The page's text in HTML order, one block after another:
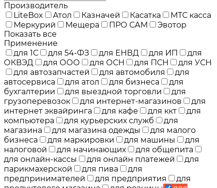
Производитель
LiteBox
Атол Казначей Касатка
МТС касса
Меркурий
Мещера ПРО САМ
Эвотор
Показать все
Применение
для 1С
для 54-ФЗ для ЕНВД для ИП
для
ОКВЭД
для ООО для ОСН для ПСН
для УСН
для автозапчастей
для автомобиля
для
автосервиса
для атол для бизнеса
для
бухгалтерии
для выездной торговли
для
грузоперевозок
для интернет-магазинов
для
интернет эквайринга
для кафе для ккт
для
компьютера
для курьерских служб
для
магазина
для магазина одежды
для малого
бизнеса
для маркировки для машины
для
налоговой
для начинающих
для общепита
для онлайн-кассы
для онлайн платежей
для
парикмахерской
для пива
для
предпринимателей
для предприятия
для